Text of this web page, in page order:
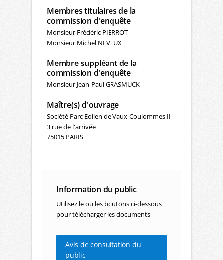
Membres titulaires de la
commission d'enquête
Monsieur Frédéric PIERROT
Monsieur Michel NEVEUX
Membre suppléant de la
commission d'enquête
Monsieur Jean-Paul GRASMUCK
Maître(s) d'ouvrage
Société Parc Eolien de Vaux-Coulommes II
3 rue de l'arrivée
75015 PARIS
Information du public
Utilisez le ou les boutons ci-dessous
pour télécharger les documents
Avis de consultation du
public